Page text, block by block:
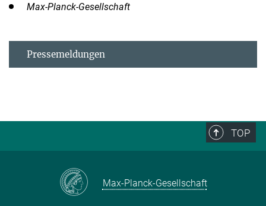
Max-Planck-Gesellschaft
Pressemeldungen
TOP
Max-Planck-Gesellschaft